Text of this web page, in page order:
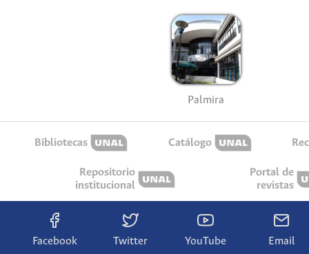
Palmira
Bibliotecas Catálogo
Repositorio
institucional
Portal de
revistas
Facebook Twitter YouTube Email